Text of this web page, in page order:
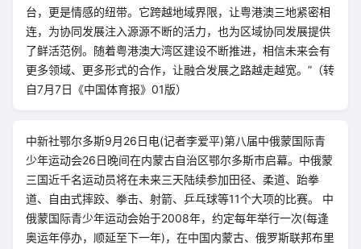
台，更是情感的纽带。它跨越地域界限，让粤港澳三地紧密相
连，为协同发展注入源源不断的活力，也为区域协同发展提供
了鲜活范例。随着粤港澳大湾区建设不断推进，相信未来会有
更多领域、更多形式的合作，让融合发展之路越走越宽。”（转
自7月7日《中国体育报》01版）
中新社鄂尔多斯9月26日电(记者李爱平)第八届中俄蒙国际青
少年运动会26日晚间在内蒙古自治区鄂尔多斯市启幕。中俄蒙
三国近千名运动员将在未来三天陆续参加田径、柔道、跆拳
道、自由式摔跤、拳击、射箭、乒乓球等11个大项的比赛。 中
俄蒙国际青少年运动会始于2008年，约定每年举行一次(每逢
奥运年停办，顺延至下一年)，在中国内蒙古、俄罗斯联邦布里